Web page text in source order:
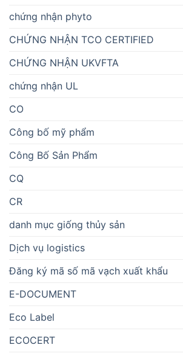
chứng nhận phyto
CHỨNG NHẬN TCO CERTIFIED
CHỨNG NHẬN UKVFTA
chứng nhận UL
CO
Công bố mỹ phẩm
Công Bố Sản Phẩm
CQ
CR
danh mục giống thủy sản
Dịch vụ logistics
Đăng ký mã số mã vạch xuất khẩu
E-DOCUMENT
Eco Label
ECOCERT